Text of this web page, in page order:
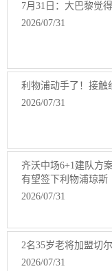
7月31日：大巴黎觉
2026/07/31
利物浦动手了！接触
2026/07/31
齐沃中场6+1建队方
有望签下利物浦琼斯
2026/07/31
2名35岁老将加盟切
2026/07/31